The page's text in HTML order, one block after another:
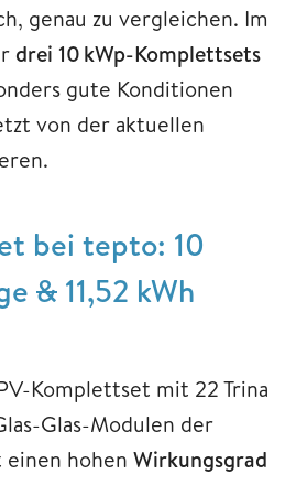
genau zu vergleichen. Im
drei 10 kWp-Komplettsets
gute Konditionen
von der aktuellen
bei tepto: 10
& 11,52 kWh
Komplettset mit 22 Trina
Glas-Modulen der
hohen Wirkungsgrad